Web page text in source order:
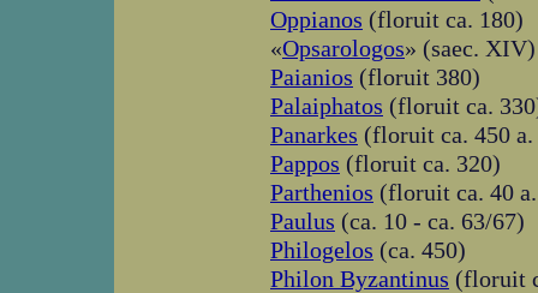
Oppianos (floruit ca. 180)
«Opsarologos» (saec. XIV)
Paianios (floruit 380)
Palaiphatos (floruit ca.
Panarkes (floruit ca. 450 a.
Pappos (floruit ca. 320)
Parthenios (floruit ca. 40
Paulus (ca. 10 - ca. 63/67)
Philogelos (ca. 450)
Philon Byzantinus (floruit